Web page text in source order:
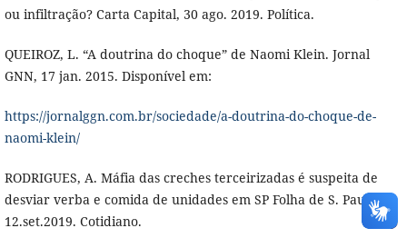
ou infiltração? Carta Capital, 30 ago. 2019. Política.
QUEIROZ, L. “A doutrina do choque” de Naomi Klein. Jornal
GNN, 17 jan. 2015. Disponível em:
https://jornalggn.com.br/sociedade/a-doutrina-do-choque-de-
naomi-klein/
RODRIGUES, A. Máfia das creches terceirizadas é suspeita de
desviar verba e comida de unidades em SP Folha de S. Paulo,
12.set.2019. Cotidiano.